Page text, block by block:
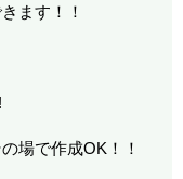
ます！！
場で作成OK！！